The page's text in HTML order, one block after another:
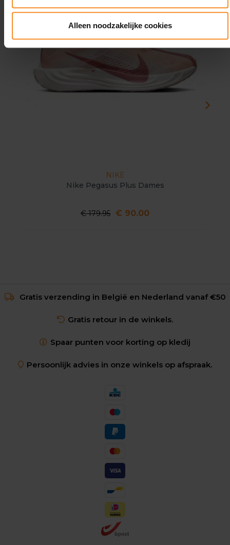
Alleen noodzakelijke cookies
NIKE
Nike Pegasus Plus Dames
€ 179.95 € 90.00
Gratis verzending in België en Nederland vanaf €50
Gratis retour in de winkels.
Spaar punten voor korting op kledij
Persoonlijk advies in onze winkels op afspraak.